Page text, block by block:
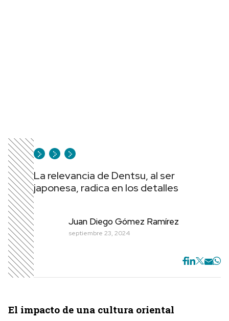
La relevancia de Dentsu, al ser
japonesa, radica en los detalles
Juan Diego Gómez Ramírez
septiembre 23, 2024
El impacto de una cultura oriental